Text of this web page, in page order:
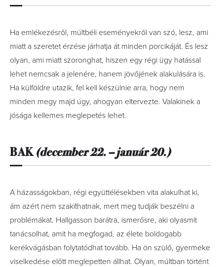
Ha emlékezésről, múltbéli eseményekről van szó, lesz, ami
miatt a szeretet érzése járhatja át minden porcikáját. És lesz
olyan, ami miatt szoronghat, hiszen egy régi ügy hatással
lehet nemcsak a jelenére, hanem jövőjének alakulására is.
Ha külföldre utazik, fel kell készülnie arra, hogy nem
minden megy majd úgy, ahogyan eltervezte. Valakinek a
jósága kellemes meglepetés lehet.
BAK (december 22. – január 20.)
A házasságokban, régi együttélésekben vita alakulhat ki,
ám azért nem szakíthatnak, mert meg tudják beszélni a
problémákat. Hallgasson barátra, ismerősre, aki olyasmit
tanácsolhat, amit ha megfogad, az élete boldogabb
kerékvágásban folytatódhat tovább. Ha ön szülő, gyermeke
viselkedése előtt meglepetten állhat. Olyan, múltban történt